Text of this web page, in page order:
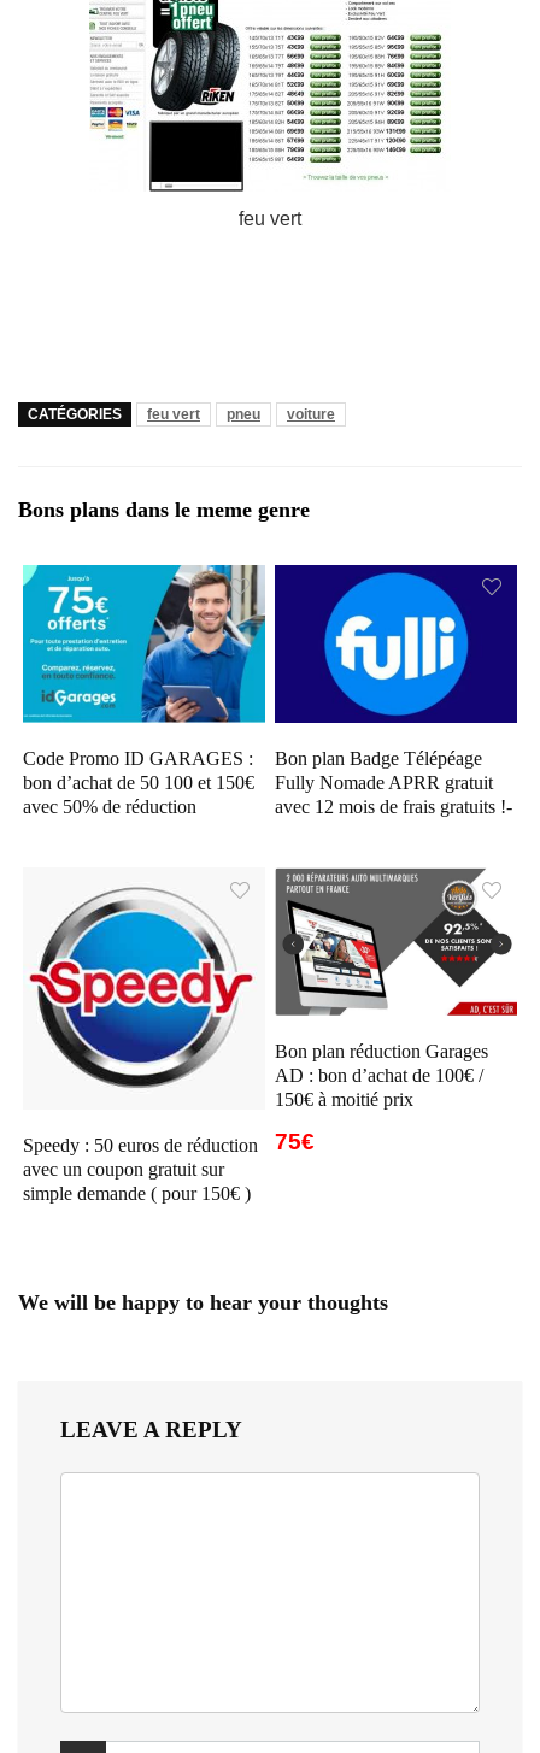
feu vert
CATÉGORIES feu vert pneu voiture
Bons plans dans le meme genre
Code Promo ID GARAGES :
bon d’achat de 50 100 et 150€
avec 50% de réduction
Bon plan Badge Télépéage
Fully Nomade APRR gratuit
avec 12 mois de frais gratuits !-
Speedy : 50 euros de réduction
avec un coupon gratuit sur
simple demande ( pour 150€ )
Bon plan réduction Garages
AD : bon d’achat de 100€ /
150€ à moitié prix
75€
We will be happy to hear your thoughts
LEAVE A REPLY